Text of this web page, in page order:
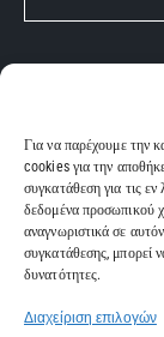
Για να παρέχουμε την
cookies για την
συγκατάθεση για τις
δεδομένα προσωπικού
αναγνωριστικά σε
συγκατάθεσης, μπορεί
δυνατότητες.
Διαχείριση επιλογών
ΧΡΗΣΙΜΑ
ΥΠΗΡΕΣΙΕΣ
ΕΤΑΙΡΙΑ
ΚΑΤΑΣΤΗΜΑ
ΕΠΙΚΟΙΝΩΝΙΑ